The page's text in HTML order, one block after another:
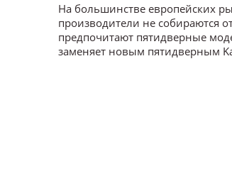
На большинстве европейских
производители не собираются
предпочитают пятидверные
заменяет новым пятидверным